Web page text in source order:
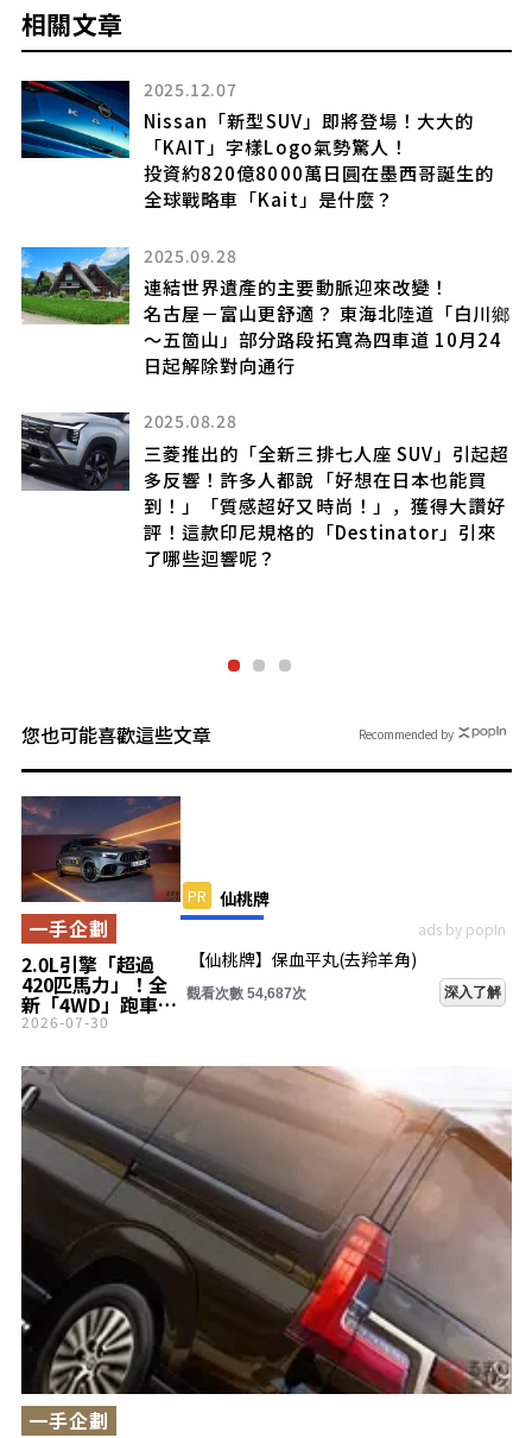
相關文章
2025.12.07
Nissan「新型SUV」即將登場！大大的
「KAIT」字樣Logo氣勢驚人！
投資約820億8000萬日圓在墨西哥誕生的
全球戰略車「Kait」是什麼？
2025.09.28
連結世界遺產的主要動脈迎來改變！
名古屋－富山更舒適？ 東海北陸道「白川鄉
～五箇山」部分路段拓寬為四車道 10月24
日起解除對向通行
2025.08.28
三菱推出的「全新三排七人座 SUV」引起超
多反響！許多人都說「好想在日本也能買
到！」「質感超好又時尚！」，獲得大讚好
評！這款印尼規格的「Destinator」引來
了哪些迴響呢？
您也可能喜歡這些文章
2.0L引擎「超過
420匹馬力」！全
新「4WD」跑車發
表！全長4.4m級
寸」！配備大量
「專屬套件」的
Mercedes-
AMG「A 45 S
Final Edition」現
身德國市場
一手企劃
2026-07-30
PR 仙桃牌
ads by popIn
【仙桃牌】保血平丸(去羚羊角)
觀看次數 54,687次 深入了解
一手企劃
Recommended by